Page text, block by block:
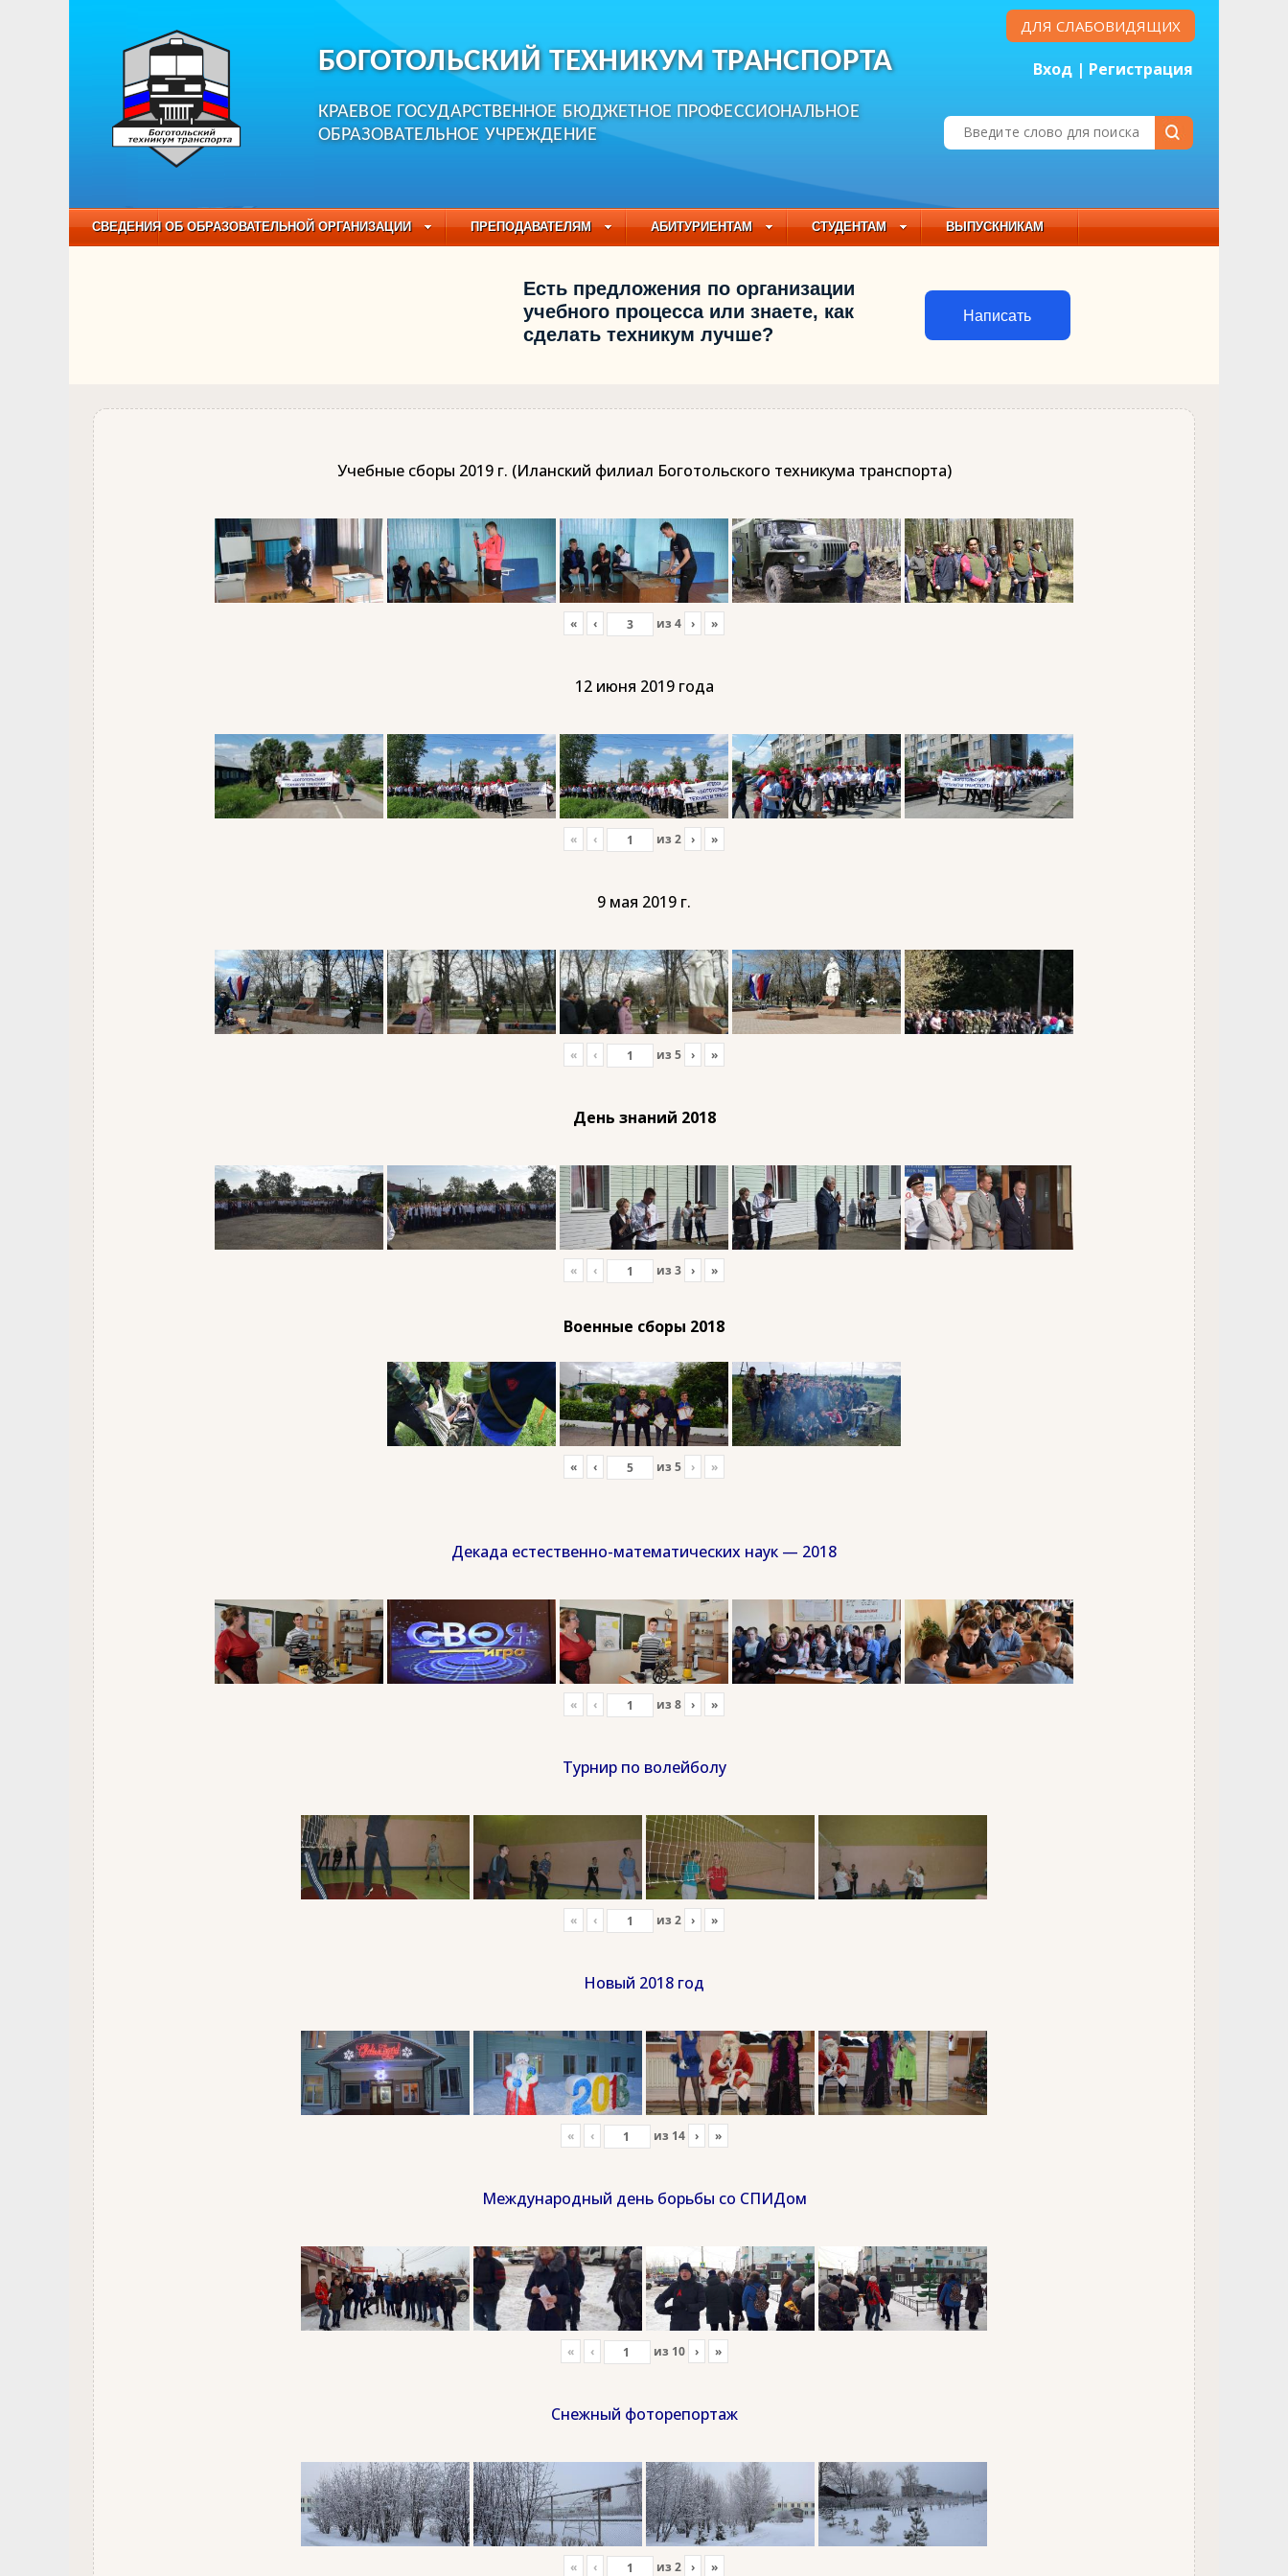
БОГОТОЛЬСКИЙ ТЕХНИКУМ ТРАНСПОРТА
КРАЕВОЕ ГОСУДАРСТВЕННОЕ БЮДЖЕТНОЕ ПРОФЕССИОНАЛЬНОЕ
ОБРАЗОВАТЕЛЬНОЕ УЧРЕЖДЕНИЕ
ДЛЯ СЛАБОВИДЯЩИХ
Вход | Регистрация
СВЕДЕНИЯ ОБ ОБРАЗОВАТЕЛЬНОЙ ОРГАНИЗАЦИИ ПРЕПОДАВАТЕЛЯМ АБИТУРИЕНТАМ СТУДЕНТАМ ВЫПУСКНИКАМ
НАБОР ОБУЧАЮЩИХСЯ НА 2021-2022 УЧЕБНЫЙ ГОД
Есть предложения по организации
учебного процесса или знаете, как
сделать техникум лучше?
Написать
Учебные сборы 2019 г. (Иланский филиал Боготольского техникума транспорта)
« ‹ из 4 › »
12 июня 2019 года
« ‹ из 2 › »
9 мая 2019 г.
« ‹ из 5 › »
День знаний 2018
« ‹ из 3 › »
Военные сборы 2018
« ‹ из 5 › »
Декада естественно-математических наук — 2018
« ‹ из 8 › »
Турнир по волейболу
« ‹ из 2 › »
Новый 2018 год
« ‹ из 14 › »
Международный день борьбы со СПИДом
« ‹ из 10 › »
Снежный фоторепортаж
« ‹ из 2 › »